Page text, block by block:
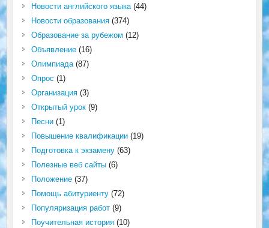
Новости английского языка(44)
Новости образования(374)
Образование за рубежом (12)
Объявление(16)
Олимпиада(87)
Опрос (1)
Организация(3)
Открытый урок(9)
Песни(1)
Повышение квалификации(19)
Подготовка к экзамену(63)
Полезные веб сайты(6)
Положение(37)
Помощь абитуриенту(72)
Популяризация работ(9)
Поучительная история(10)